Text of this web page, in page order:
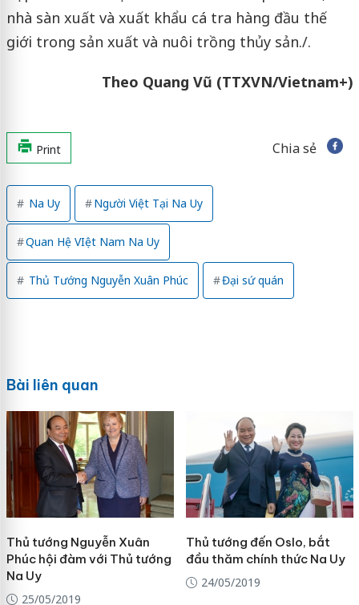
nhà sàn xuất và xuất khẩu cá tra hàng đầu thế
giới trong sản xuất và nuôi trồng thủy sản./.
Theo Quang Vũ (TTXVN/Vietnam+)
Print Chia sẻ
Na Uy Người Việt Tại Na Uy
Quan Hệ VIệt Nam Na Uy
Thủ Tướng Nguyễn Xuân Phúc Đại sứ quán
Bài liên quan
Thủ tướng Nguyễn Xuân
Phúc hội đàm với Thủ tướng
Na Uy
25/05/2019
Thủ tướng đến Oslo, bắt
đầu thăm chính thức Na Uy
24/05/2019